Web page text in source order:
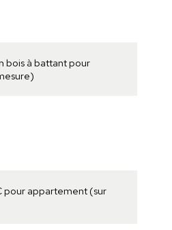
bois à battant pour
pour appartement (sur